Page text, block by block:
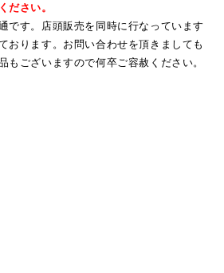
ださい。
です。店頭販売を同時に行なっています
おります。お問い合わせを頂きましても
もございますので何卒ご容赦ください。